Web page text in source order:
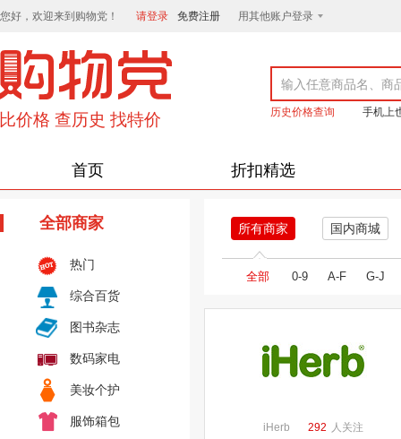
您好，欢迎来到购物党！ 请登录 免费注册 用其他账户登录
历史价格查询 手机上
首页 折扣精选
全部商家
热门
综合百货
图书杂志
数码家电
美妆个护
服饰箱包
所有商家 国内商城
全部 0-9 A-F G-J
iHerb 292 人关注